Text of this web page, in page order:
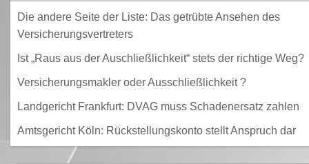
Die andere Seite der Liste: Das getrübte Ansehen des
Versicherungsvertreters
Ist „Raus aus der Auschließlichkeit“ stets der richtige Weg?
Versicherungsmakler oder Ausschließlichkeit ?
Landgericht Frankfurt: DVAG muss Schadenersatz zahlen
Amtsgericht Köln: Rückstellungskonto stellt Anspruch dar